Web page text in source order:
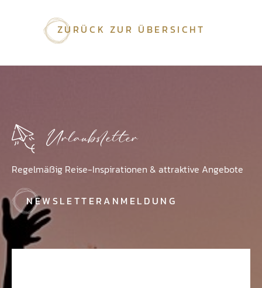
ZURÜCK ZUR ÜBERSICHT
Urlaubsletter
Regelmäßig Reise-Inspirationen & attraktive Angebote
NEWSLETTERANMELDUNG